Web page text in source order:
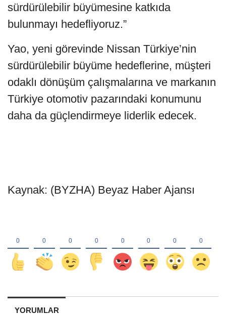
sürdürülebilir büyümesine katkıda
bulunmayı hedefliyoruz.”
Yao, yeni görevinde Nissan Türkiye’nin
sürdürülebilir büyüme hedeflerine, müşteri
odaklı dönüşüm çalışmalarına ve markanın
Türkiye otomotiv pazarındaki konumunu
daha da güçlendirmeye liderlik edecek.
Kaynak: (BYZHA) Beyaz Haber Ajansı
YORUMLAR